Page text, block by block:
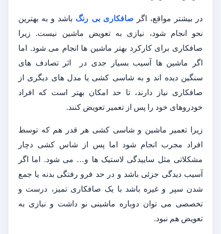
در بیشتر مواقع، اگر صافکاری بی رنگ باشد و به بهترین
نحو انجام شود، نیازی به تعویض ماشین نیست. زیرا
صافکاری برای کارکرد بهتر ماشین ‌ها انجام می ‌شود. اما
اگر ماشین‌ ها آسیب بسیار جدی در اثر تصادف‌ های
سنگین دیده‌ اند و به شاسی کشی یا مدل ‌های دیگری از
صافکاری نیاز دارند، تا حد امکان بهتر است که افراد
خودروهای خود را پس ‌از تعمیر تعویض کنند.
زیرا تعمیر ماشین و شاسی کشی هر قدر هم که توسط
افراد مجرب انجام شود اما پس از شاس کشی دچار
مشکلاتی مثل ساییدگی لاستیک ‌ها و… می ‌شود. اما اگر
آسیب‌ دیدگی جزئی باشد و در حد فرو رفتگی بدنه یا جمع
شدن سپر و غیره باشد با یک صافکاری تمیز، درست و
تخصصی می ‌توان دوباره ماشینی نو داشت و نیازی به
تعویض هم نبود.